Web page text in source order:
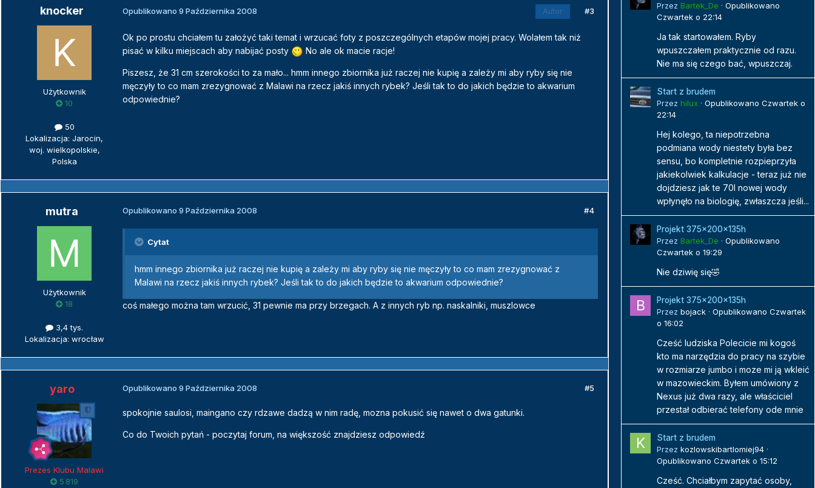
knocker
Użytkownik
10
50
Lokalizacja: Jarocin,
woj. wielkopolskie,
Polska
Autor #3
Opublikowano 9 Października 2008
Ok po prostu chciałem tu założyć taki temat i wrzucać foty z poszczególnych etapów mojej pracy. Wolałem tak niż
pisać w kilku miejscach aby nabijać posty
No ale ok macie racje!
Piszesz, że 31 cm szerokości to za mało... hmm innego zbiornika już raczej nie kupię a zależy mi aby ryby się nie
męczyły to co mam zrezygnować z Malawi na rzecz jakiś innych rybek? Jeśli tak to do jakich będzie to akwarium
odpowiednie?
mutra
Użytkownik
18
3,4 tys.
Lokalizacja: wrocław
#4
Opublikowano 9 Października 2008
Cytat
hmm innego zbiornika już raczej nie kupię a zależy mi aby ryby się nie męczyły to co mam zrezygnować z
Malawi na rzecz jakiś innych rybek? Jeśli tak to do jakich będzie to akwarium odpowiednie?
coś małego można tam wrzucić, 31 pewnie ma przy brzegach. A z innych ryb np. naskalniki, muszlowce
yaro
Prezes Klubu Malawi
5 819
#5
Opublikowano 9 Października 2008
spokojnie saulosi, maingano czy rdzawe dadzą w nim radę, mozna pokusić się nawet o dwa gatunki.
Co do Twoich pytań - poczytaj forum, na większość znajdziesz odpowiedź
Przez Bartek_De · Opublikowano
Czwartek o 22:14
Ja tak startowałem. Ryby
wpuszczałem praktycznie od razu.
Nie ma się czego bać, wpuszczaj.
Start z brudem
Przez hilux · Opublikowano Czwartek o
22:14
Hej kolego, ta niepotrzebna
podmiana wody niestety była bez
sensu, bo kompletnie rozpieprzyła
jakiekolwiek kalkulacje - teraz już nie
dojdziesz jak te 70l nowej wody
wpłynęło na biologię, zwłaszcza jeśli...
Projekt 375x200x135h
Przez Bartek_De · Opublikowano
Czwartek o 19:29
Nie dziwię się🤣
Projekt 375x200x135h
Przez bojack · Opublikowano Czwartek
o 16:02
Cześć ludziska Polecicie mi kogoś
kto ma narzędzia do pracy na szybie
w rozmiarze jumbo i moze mi ją wkleić
w mazowieckim. Byłem umówiony z
Nexus już dwa razy, ale właściciel
przestał odbierać telefony ode mnie
Start z brudem
Przez kozlowskibartlomiej94 ·
Opublikowano Czwartek o 15:12
Cześć. Chciałbym zapytać osoby,